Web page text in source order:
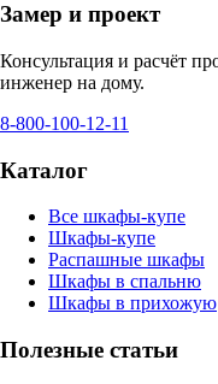
Замер и проект
Консультация и расчёт
инженер на дому.
8-800-100-12-11
Каталог
Все шкафы-купе
Шкафы-купе
Распашные шкафы
Шкафы в спальню
Шкафы в прихожую
Полезные статьи